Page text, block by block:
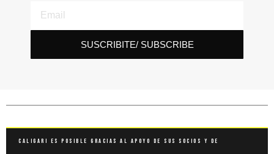
SUSCRIBITE/ SUBSCRIBE
Caligari es posible gracias al apoyo de sus socios y de